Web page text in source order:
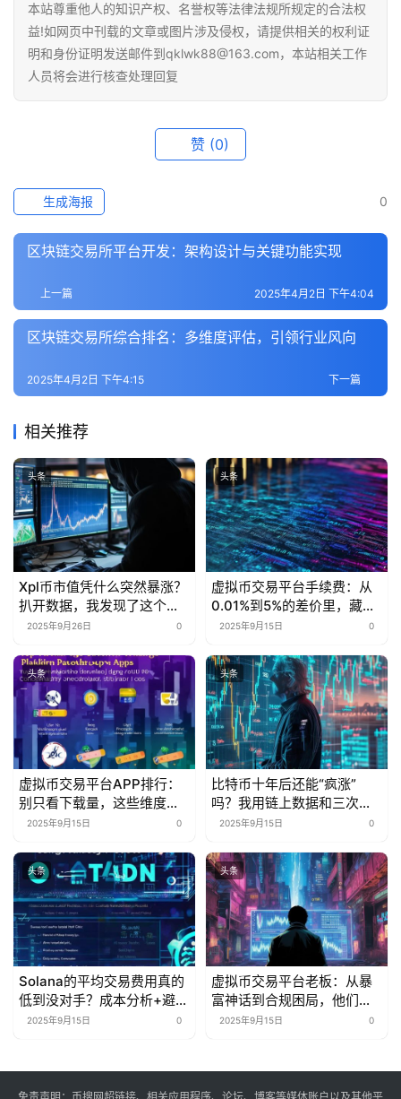
本站尊重他人的知识产权、名誉权等法律法规所规定的合法权
益!如网页中刊载的文章或图片涉及侵权，请提供相关的权利证
明和身份证明发送邮件到qklwk88@163.com，本站相关工作
人员将会进行核查处理回复
赞 (0)
0
生成海报
区块链交易所平台开发：架构设计与关键功能实现
上一篇 2025年4月2日 下午4:04
区块链交易所综合排名：多维度评估，引领行业风向
下一篇
2025年4月2日 下午4:15
相关推荐
头条
Xpl币市值凭什么突然暴涨？
扒开数据，我发现了这个行
业秘密
2025年9月26日 0
头条
虚拟币交易平台手续费：从
0.01%到5%的差价里，藏着
多少被忽略的省钱密码？
2025年9月15日 0
头条
虚拟币交易平台APP排行：
别只看下载量，这些维度才
是“真·核心指标”
2025年9月15日 0
头条
比特币十年后还能“疯涨”
吗？我用链上数据和三次抄
底经历告诉你
2025年9月15日 0
头条
Solana的平均交易费用真的
低到没对手？成本分析+避坑
指南来了
2025年9月15日 0
头条
虚拟币交易平台老板：从暴
富神话到合规困局，他们的
生存游戏变了？
2025年9月15日 0